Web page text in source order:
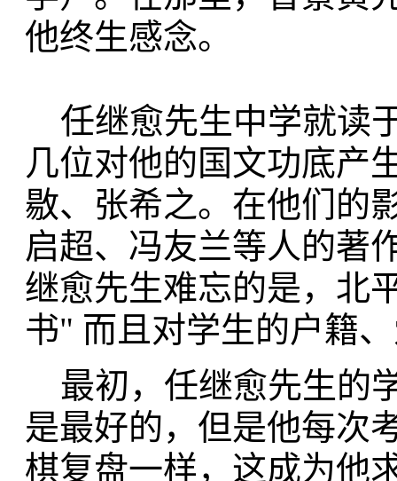
他终生感念。
任继愈先生中学就读
几位对他的国文功底产
敭、张希之。在他们的
启超、冯友兰等人的著
继愈先生难忘的是，北
书" 而且对学生的户籍
最初，任继愈先生的
是最好的，但是他每次
棋复盘一样，这成为他